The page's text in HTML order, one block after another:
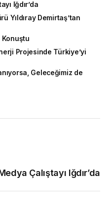
Iğdır’da
Yıldıray Demirtaş’tan
Konuştu
Projesinde Türkiye’yi
Geleceğimiz de
Çalıştayı Iğdır’da